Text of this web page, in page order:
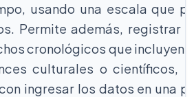
usando una escala que
Permite además, registrar
cronológicos que incluyen:
culturales o científicos,
ingresar los datos en una